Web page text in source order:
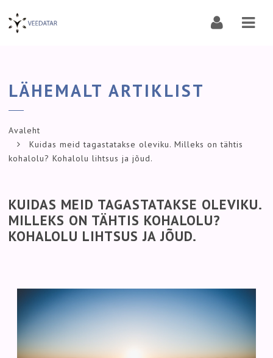
LÄHEMALT ARTIKLIST
Avaleht
Kuidas meid tagastatakse oleviku. Milleks on tähtis
kohalolu? Kohalolu lihtsus ja jõud.
KUIDAS MEID TAGASTATAKSE OLEVIKU.
MILLEKS ON TÄHTIS KOHALOLU?
KOHALOLU LIHTSUS JA JÕUD.